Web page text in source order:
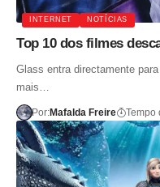
INTERNET NOTÍCIAS
Top 10 dos filmes
Glass entra directamente
mais…
Por:Mafalda Freire Tempo